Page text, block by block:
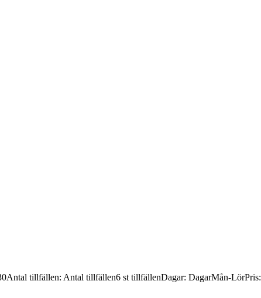
Antal tillfällen: Antal tillfällen6 st tillfällenDagar: DagarMån-LörPris: